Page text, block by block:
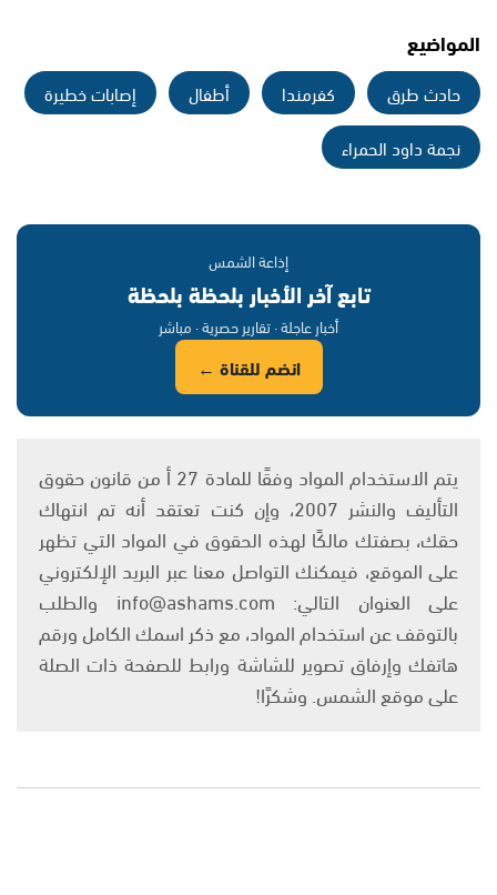
المواضيع
حادث طرق كفرمندا أطفال
إصابات خطيرة
نجمة داود الحمراء
إذاعة الشمس
تابع آخر الأخبار بلحظة بلحظة
أخبار عاجلة · تقارير حصرية · مباشر
انضم للقناة ←
يتم الاستخدام المواد وفقًا للمادة 27 أ من قانون حقوق
التأليف والنشر 2007، وإن كنت تعتقد أنه تم انتهاك
حقك، بصفتك مالكًا لهذه الحقوق في المواد التي تظهر
على الموقع، فيمكنك التواصل معنا عبر البريد الإلكتروني
على العنوان التالي: info@ashams.com والطلب
بالتوقف عن استخدام المواد، مع ذكر اسمك الكامل ورقم
هاتفك وإرفاق تصوير للشاشة ورابط للصفحة ذات الصلة
على موقع الشمس. وشكرًا!